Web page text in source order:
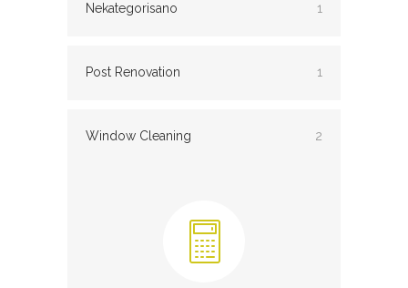
Nekategorisano 1
Post Renovation 1
Window Cleaning 2